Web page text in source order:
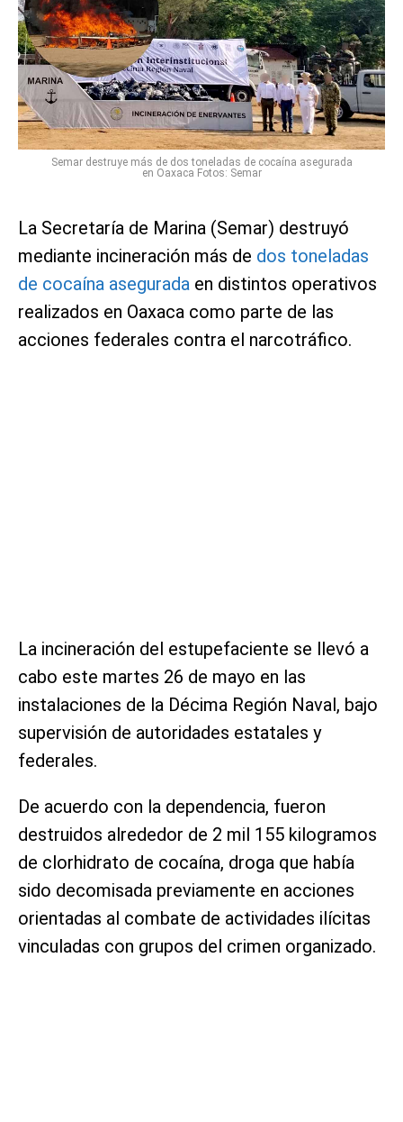
Semar destruye más de dos toneladas de cocaína asegurada
en Oaxaca Fotos: Semar
La Secretaría de Marina (Semar) destruyó
mediante incineración más de dos toneladas
de cocaína asegurada en distintos operativos
realizados en Oaxaca como parte de las
acciones federales contra el narcotráfico.
La incineración del estupefaciente se llevó a
cabo este martes 26 de mayo en las
instalaciones de la Décima Región Naval, bajo
supervisión de autoridades estatales y
federales.
De acuerdo con la dependencia, fueron
destruidos alrededor de 2 mil 155 kilogramos
de clorhidrato de cocaína, droga que había
sido decomisada previamente en acciones
orientadas al combate de actividades ilícitas
vinculadas con grupos del crimen organizado.